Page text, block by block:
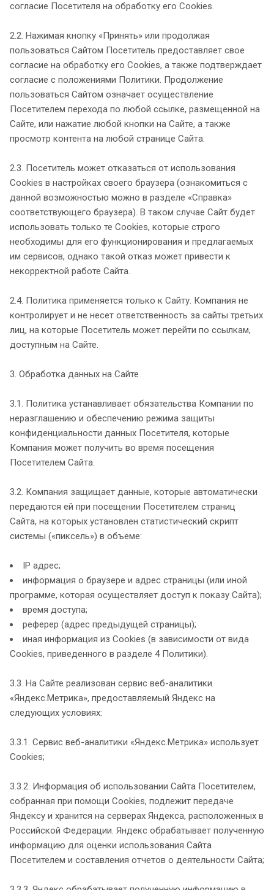
согласие Посетителя на обработку его Сookies.
2.2. Нажимая кнопку «Принять» или продолжая
пользоваться Сайтом Посетитель предоставляет свое
согласие на обработку его Сookies, а также подтверждает
согласие с положениями Политики. Продолжение
пользоваться Сайтом означает осуществление
Посетителем перехода по любой ссылке, размещенной на
Сайте, или нажатие любой кнопки на Сайте, а также
просмотр контента на любой странице Сайта.
2.3. Посетитель может отказаться от использования
Сookies в настройках своего браузера (ознакомиться с
данной возможностью можно в разделе «Справка»
соответствующего браузера). В таком случае Сайт будет
использовать только те Cookies, которые строго
необходимы для его функционирования и предлагаемых
им сервисов, однако такой отказ может привести к
некорректной работе Сайта.
2.4. Политика применяется только к Сайту. Компания не
контролирует и не несет ответственность за сайты третьих
лиц, на которые Посетитель может перейти по ссылкам,
доступным на Сайте.
3. Обработка данных на Сайте
3.1. Политика устанавливает обязательства Компании по
неразглашению и обеспечению режима защиты
конфиденциальности данных Посетителя, которые
Компания может получить во время посещения
Посетителем Сайта.
3.2. Компания защищает данные, которые автоматически
передаются ей при посещении Посетителем страниц
Сайта, на которых установлен статистический скрипт
системы («пиксель») в объеме:
IP адрес;
информация о браузере и адрес страницы (или иной
программе, которая осуществляет доступ к показу Сайта);
время доступа;
реферер (адрес предыдущей страницы);
иная информация из Cookies (в зависимости от вида
Cookies, приведенного в разделе 4 Политики).
3.3. На Сайте реализован сервис веб-аналитики
«Яндекс.Метрика», предоставляемый Яндекс на
следующих условиях:
3.3.1. Сервис веб-аналитики «Яндекс.Метрика» использует
Cookies;
3.3.2. Информация об использовании Сайта Посетителем,
собранная при помощи Cookies, подлежит передаче
Яндексу и хранится на серверах Яндекса, расположенных в
Российской Федерации. Яндекс обрабатывает полученную
информацию для оценки использования Сайта
Посетителем и составления отчетов о деятельности Сайта;